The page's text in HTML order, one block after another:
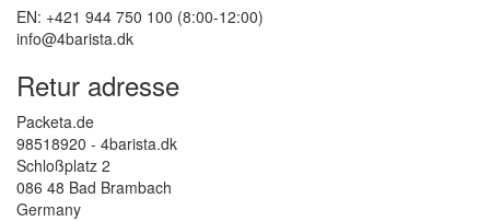
EN: +421 944 750 100 (8:00-12:00)
info@4barista.dk
Retur adresse
Packeta.de
98518920 - 4barista.dk
Schloßplatz 2
086 48 Bad Brambach
Germany